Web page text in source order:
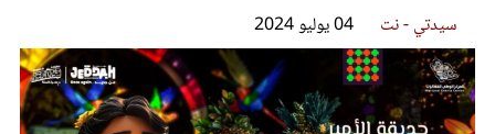
سيدتي - نت 04 يوليو 2024
صحة ورشاقة
سيدتي وطفلك
لايف ستايل
بلس+